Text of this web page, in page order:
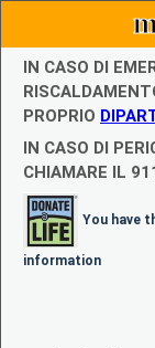
IN CASO DI
PROPRIO
IN CASO DI
CHIAMARE IL
You have
information